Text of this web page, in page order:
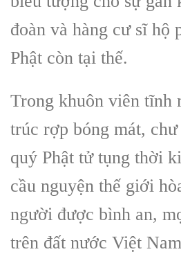
đoàn và hàng cư sĩ hộ
Phật còn tại thế.
Trong khuôn viên tĩnh
trúc rợp bóng mát,
quý Phật tử tụng thời
cầu nguyện thế giới
người được bình an,
trên đất nước Việt